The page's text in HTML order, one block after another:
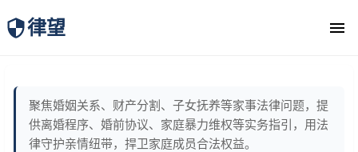
律望
聚焦婚姻关系、财产分割、子女抚养等家事法律问题，提
供离婚程序、婚前协议、家庭暴力维权等实务指引，用法
律守护亲情纽带，捍卫家庭成员合法权益。